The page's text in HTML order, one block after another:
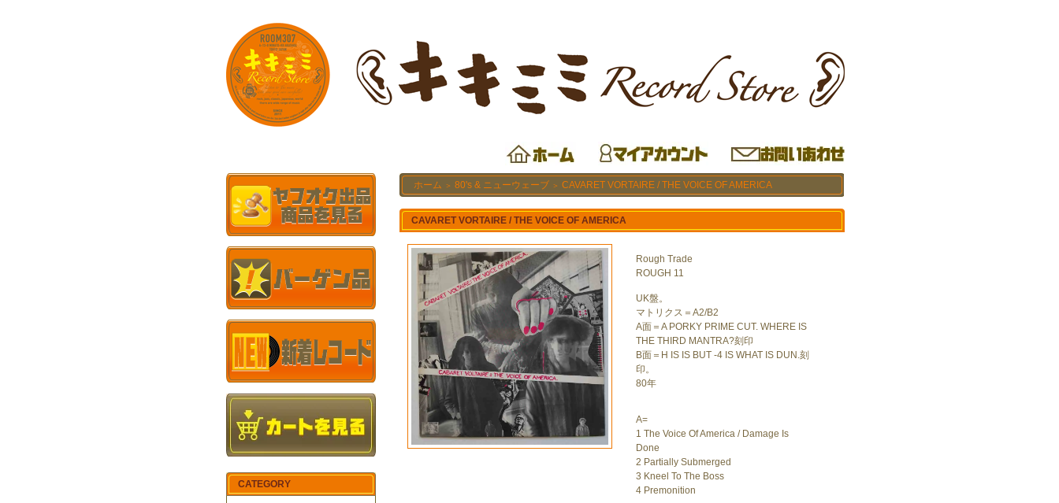
CATEGORY
ホーム ＞ 80's & ニューウェーブ ＞ CAVARET VORTAIRE / THE VOICE OF AMERICA
CAVARET VORTAIRE / THE VOICE OF AMERICA
Rough Trade
ROUGH 11
UK盤。
マトリクス＝A2/B2
A面＝A PORKY PRIME CUT. WHERE IS
THE THIRD MANTRA?刻印
B面＝H IS IS BUT -4 IS WHAT IS DUN.刻
印。
80年
A=
1 The Voice Of America / Damage Is
Done
2 Partially Submerged
3 Kneel To The Boss
4 Premonition